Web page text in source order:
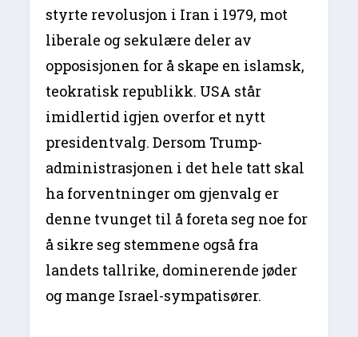
styrte revolusjon i Iran i 1979, mot
liberale og sekulære deler av
opposisjonen for å skape en islamsk,
teokratisk republikk. USA står
imidlertid igjen overfor et nytt
presidentvalg. Dersom Trump-
administrasjonen i det hele tatt skal
ha forventninger om gjenvalg er
denne tvunget til å foreta seg noe for
å sikre seg stemmene også fra
landets tallrike, dominerende jøder
og mange Israel-sympatisører.